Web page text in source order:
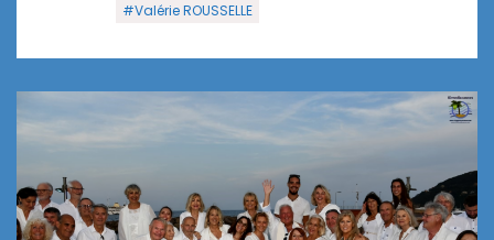
#Valérie ROUSSELLE